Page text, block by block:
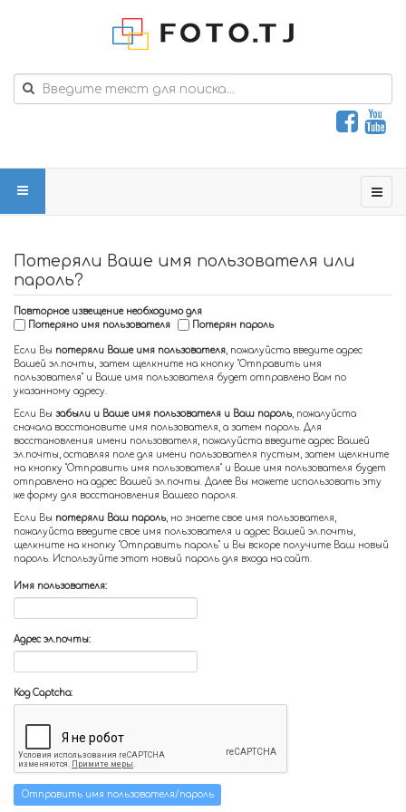
Потеряли Ваше имя пользователя или
пароль?
Повторное извещение необходимо для
Потеряно имя пользователя
Потерян пароль
Если Вы потеряли Ваше имя пользователя , пожалуйста введите адрес
Вашей эл.почты, затем щелкните на кнопку "Отправить имя
пользователя" и Ваше имя пользователя будет отправлено Вам по
указанному адресу.
Если Вы забыли и Ваше имя пользователя и Ваш пароль, пожалуйста
сначала восстановите имя пользователя, а затем пароль. Для
восстановления имени пользователя, пожалуйста введите адрес Вашей
эл.почты, оставляя поле для имени пользователя пустым, затем щелкните
на кнопку "Отправить имя пользователя" и Ваше имя пользователя будет
отправлено на адрес Вашей эл.почты. Далее Вы можете использовать эту
же форму для восстановления Вашего пароля.
Если Вы потеряли Ваш пароль, но знаете свое имя пользователя,
пожалуйста введите свое имя пользователя и адрес Вашей эл.почты,
щелкните на кнопку "Отправить пароль" и Вы вскоре получите Ваш новый
пароль. Используйте этот новый пароль для входа на сайт.
Имя пользователя:
Адрес эл.почты:
Код Captcha: